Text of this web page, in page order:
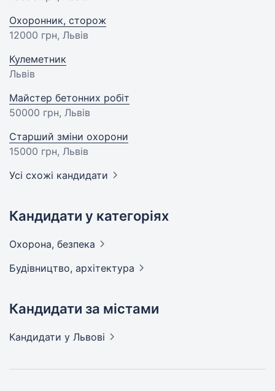
Охоронник, сторож
12000 грн, Львів
Кулеметник
Львів
Майстер бетонних робіт
50000 грн, Львів
Старший зміни охорони
15000 грн, Львів
Усі схожі кандидати
Кандидати у категоріях
Охорона, безпека
Будівництво, архітектура
Кандидати за містами
Кандидати у Львові